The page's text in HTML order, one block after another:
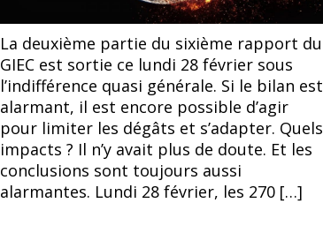
La deuxième partie du sixième rapport du
GIEC est sortie ce lundi 28 février sous
l’indifférence quasi générale. Si le bilan est
alarmant, il est encore possible d’agir
pour limiter les dégâts et s’adapter. Quels
impacts ? Il n’y avait plus de doute. Et les
conclusions sont toujours aussi
alarmantes. Lundi 28 février, les 270 […]